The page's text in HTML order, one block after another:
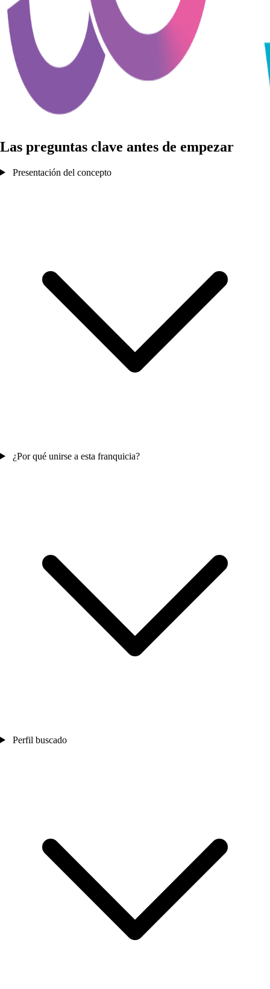
Las preguntas clave antes de empezar
Presentación del concepto
¿Por qué unirse a esta franquicia?
Perfil buscado